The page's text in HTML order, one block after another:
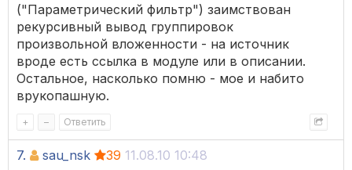
("Параметрический фильтр") заимствован
рекурсивный вывод группировок
произвольной вложенности - на источник
вроде есть ссылка в модуле или в описании.
Остальное, насколько помню - мое и набито
врукопашную.
+ – Ответить
7. sau_nsk 39 11.08.10 10:48